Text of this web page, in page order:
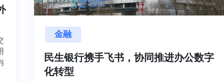
交
用
内
金融
民生银行携手飞书，协同推进办公数
化转型